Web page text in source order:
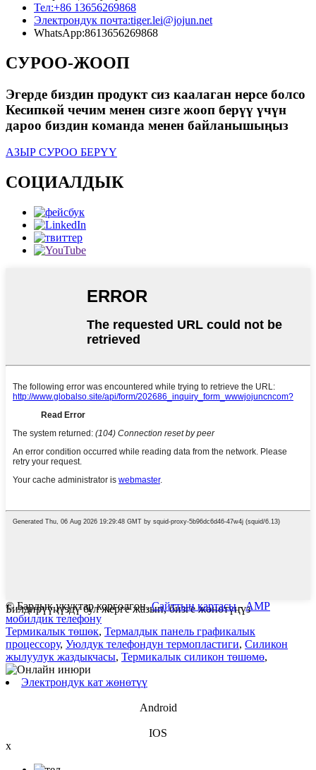
Тел:+86 13656269868
Электрондук почта:tiger.lei@jojun.net
WhatsApp:8613656269868
СУРОО-ЖООП
Эгерде биздин продукт сиз каалаган нерсе болсо
Кесипкөй чечим менен сизге жооп берүү үчүн
дароо биздин команда менен байланышыңыз
АЗЫР СУРОО БЕРҮҮ
СОЦИАЛДЫК
Билдирүүңүздү бул жерге жазып, бизге жөнөтүңүз
© Бардык укуктар корголгон. Сайттын картасы-AMP
мобилдик телефону
Термикалык төшөк, Термалдык панель графикалык
процессору, Уюлдук телефондун термопластиги, Силикон
жылуулук жаздыкчасы, Термикалык силикон төшөмө,
Электрондук кат жөнөтүү
Android
IOS
x